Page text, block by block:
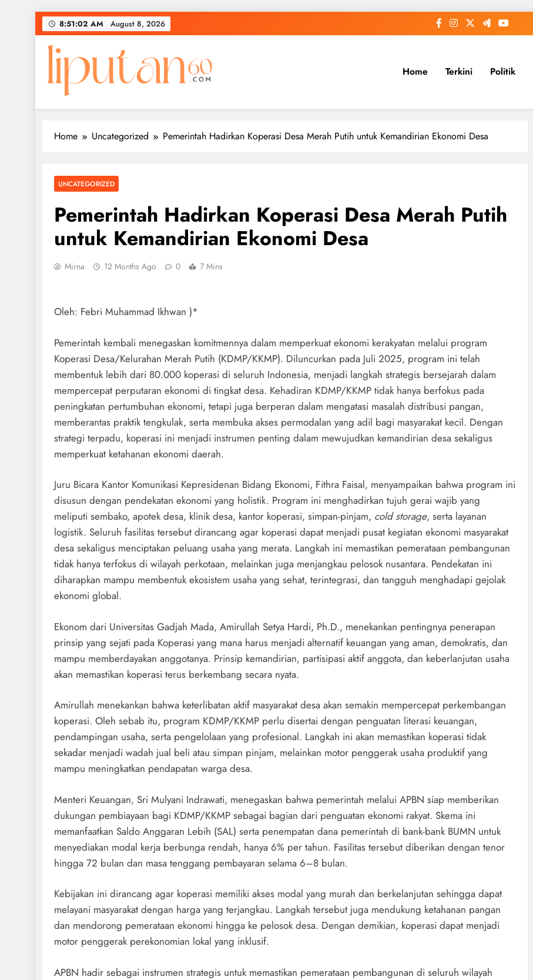
Skip
to
content
8:51:03 AM August 8, 2026
Home Terkini Politik
Home Uncategorized Pemerintah Hadirkan Koperasi Desa Merah Putih untuk Kemandirian Ekonomi Desa
UNCATEGORIZED
Pemerintah Hadirkan Koperasi Desa Merah Putih
untuk Kemandirian Ekonomi Desa
Mirna 12 Months Ago 0 7 Mins
Oleh: Febri Muhammad Ikhwan )*
Pemerintah kembali menegaskan komitmennya dalam memperkuat ekonomi kerakyatan melalui program
Koperasi Desa/Kelurahan Merah Putih (KDMP/KKMP). Diluncurkan pada Juli 2025, program ini telah
membentuk lebih dari 80.000 koperasi di seluruh Indonesia, menjadi langkah strategis bersejarah dalam
mempercepat perputaran ekonomi di tingkat desa. Kehadiran KDMP/KKMP tidak hanya berfokus pada
peningkatan pertumbuhan ekonomi, tetapi juga berperan dalam mengatasi masalah distribusi pangan,
memberantas praktik tengkulak, serta membuka akses permodalan yang adil bagi masyarakat kecil. Dengan
strategi terpadu, koperasi ini menjadi instrumen penting dalam mewujudkan kemandirian desa sekaligus
memperkuat ketahanan ekonomi daerah.
Juru Bicara Kantor Komunikasi Kepresidenan Bidang Ekonomi, Fithra Faisal, menyampaikan bahwa program ini
disusun dengan pendekatan ekonomi yang holistik. Program ini menghadirkan tujuh gerai wajib yang
meliputi sembako, apotek desa, klinik desa, kantor koperasi, simpan-pinjam, cold storage, serta layanan
logistik. Seluruh fasilitas tersebut dirancang agar koperasi dapat menjadi pusat kegiatan ekonomi masyarakat
desa sekaligus menciptakan peluang usaha yang merata. Langkah ini memastikan pemerataan pembangunan
tidak hanya terfokus di wilayah perkotaan, melainkan juga menjangkau pelosok nusantara. Pendekatan ini
diharapkan mampu membentuk ekosistem usaha yang sehat, terintegrasi, dan tangguh menghadapi gejolak
ekonomi global.
Ekonom dari Universitas Gadjah Mada, Amirullah Setya Hardi, Ph.D., menekankan pentingnya penerapan
prinsip yang sejati pada Koperasi yang mana harus menjadi alternatif keuangan yang aman, demokratis, dan
mampu memberdayakan anggotanya. Prinsip kemandirian, partisipasi aktif anggota, dan keberlanjutan usaha
akan memastikan koperasi terus berkembang secara nyata.
Amirullah menekankan bahwa keterlibatan aktif masyarakat desa akan semakin mempercepat perkembangan
koperasi. Oleh sebab itu, program KDMP/KKMP perlu disertai dengan penguatan literasi keuangan,
pendampingan usaha, serta pengelolaan yang profesional. Langkah ini akan memastikan koperasi tidak
sekadar menjadi wadah jual beli atau simpan pinjam, melainkan motor penggerak usaha produktif yang
mampu meningkatkan pendapatan warga desa.
Menteri Keuangan, Sri Mulyani Indrawati, menegaskan bahwa pemerintah melalui APBN siap memberikan
dukungan pembiayaan bagi KDMP/KKMP sebagai bagian dari penguatan ekonomi rakyat. Skema ini
memanfaatkan Saldo Anggaran Lebih (SAL) serta penempatan dana pemerintah di bank-bank BUMN untuk
menyediakan modal kerja berbunga rendah, hanya 6% per tahun. Fasilitas tersebut diberikan dengan tenor
hingga 72 bulan dan masa tenggang pembayaran selama 6–8 bulan.
Kebijakan ini dirancang agar koperasi memiliki akses modal yang murah dan berkelanjutan sehingga dapat
melayani masyarakat dengan harga yang terjangkau. Langkah tersebut juga mendukung ketahanan pangan
dan mendorong pemerataan ekonomi hingga ke pelosok desa. Dengan demikian, koperasi dapat menjadi
motor penggerak perekonomian lokal yang inklusif.
APBN hadir sebagai instrumen strategis untuk memastikan pemerataan pembangunan di seluruh wilayah